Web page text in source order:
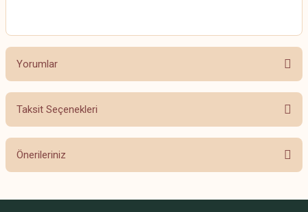
Yorumlar
Bu ürüne ilk yorumu siz yapın!
Taksit Seçenekleri
Önerileriniz